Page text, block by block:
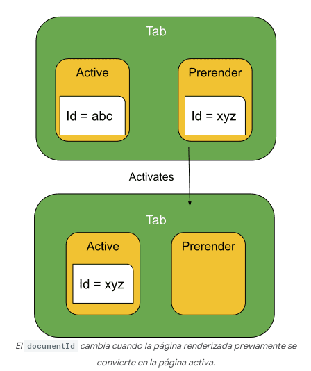
El documentId cambia cuando la página renderizada previamente se
convierte en la página activa.